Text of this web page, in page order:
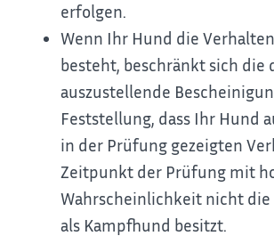
erfolgen.
Wenn Ihr Hund die
besteht, beschränkt sich die
auszustellende
Feststellung, dass Ihr Hund
in der Prüfung gezeigten
Zeitpunkt der Prüfung mit
Wahrscheinlichkeit nicht die
als Kampfhund besitzt.